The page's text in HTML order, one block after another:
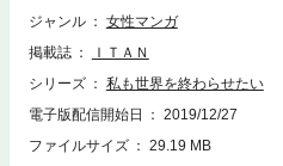
ジャンル
女性マンガ
掲載誌
ＩＴＡＮ
シリーズ
私も世界を終わらせたい
電子版配信開始日
2019/12/27
ファイルサイズ
29.19 MB